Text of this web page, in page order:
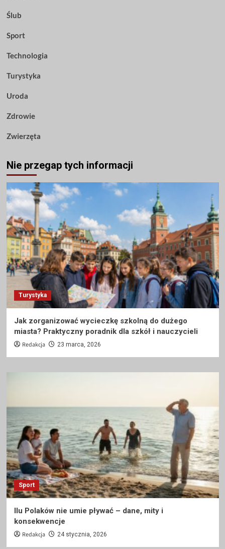
Ślub
Sport
Technologia
Turystyka
Uroda
Zdrowie
Zwierzęta
Nie przegap tych informacji
Turystyka
Jak zorganizować wycieczkę szkolną do dużego
miasta? Praktyczny poradnik dla szkół i nauczycieli
Redakcja 23 marca, 2026
Sport
Ilu Polaków nie umie pływać – dane, mity i
konsekwencje
Redakcja 24 stycznia, 2026